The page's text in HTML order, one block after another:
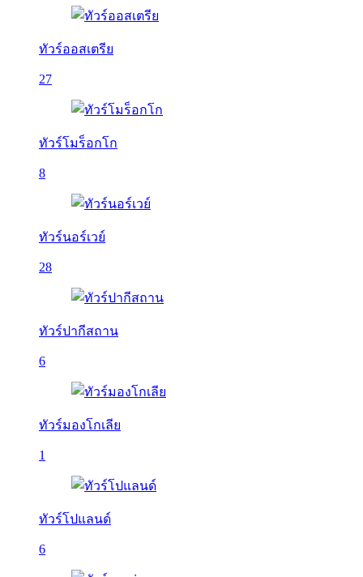
ทัวร์ออสเตรีย
27
ทัวร์โมร็อกโก
8
ทัวร์นอร์เวย์
28
ทัวร์ปากีสถาน
6
ทัวร์มองโกเลีย
1
ทัวร์โปแลนด์
6